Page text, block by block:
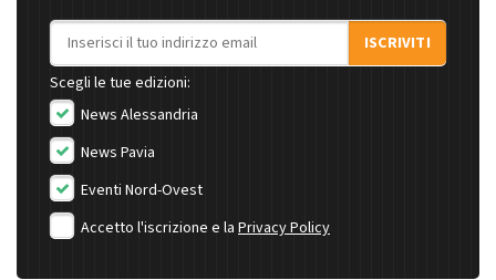
Indirizzo email
ISCRIVITI
Scegli le tue edizioni:
News Alessandria
News Pavia
Eventi Nord-Ovest
Accetto l'iscrizione e la Privacy Policy